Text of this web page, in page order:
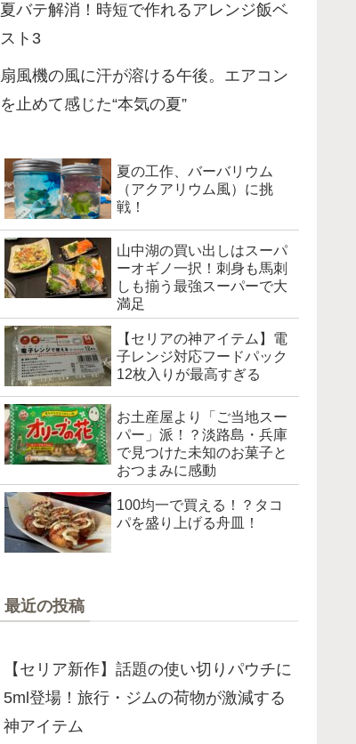
夏バテ解消！時短で作れるアレンジ飯ベ
スト3
扇風機の風に汗が溶ける午後。エアコン
を止めて感じた“本気の夏”
夏の工作、バーバリウム
（アクアリウム風）に挑
戦！
山中湖の買い出しはスーパ
ーオギノ一択！刺身も馬刺
しも揃う最強スーパーで大
満足
【セリアの神アイテム】電
子レンジ対応フードパック
12枚入りが最高すぎる
お土産屋より「ご当地スー
パー」派！？淡路島・兵庫
で見つけた未知のお菓子と
おつまみに感動
100均一で買える！？タコ
パを盛り上げる舟皿！
最近の投稿
【セリア新作】話題の使い切りパウチに
5ml登場！旅行・ジムの荷物が激減する
神アイテム